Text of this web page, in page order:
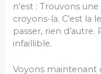
n’est : Trouvons
croyons-la. C’est la
passer, rien d’autre.
infaillible.
Voyons maintenant